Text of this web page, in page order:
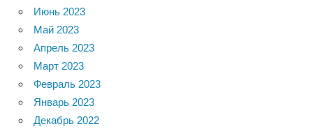
Июнь 2023
Май 2023
Апрель 2023
Март 2023
Февраль 2023
Январь 2023
Декабрь 2022